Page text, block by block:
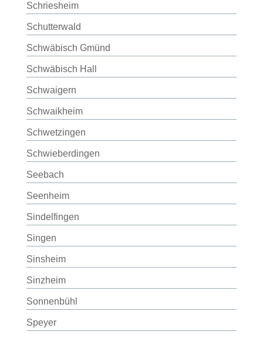
Schriesheim
Schutterwald
Schwäbisch Gmünd
Schwäbisch Hall
Schwaigern
Schwaikheim
Schwetzingen
Schwieberdingen
Seebach
Seenheim
Sindelfingen
Singen
Sinsheim
Sinzheim
Sonnenbühl
Speyer